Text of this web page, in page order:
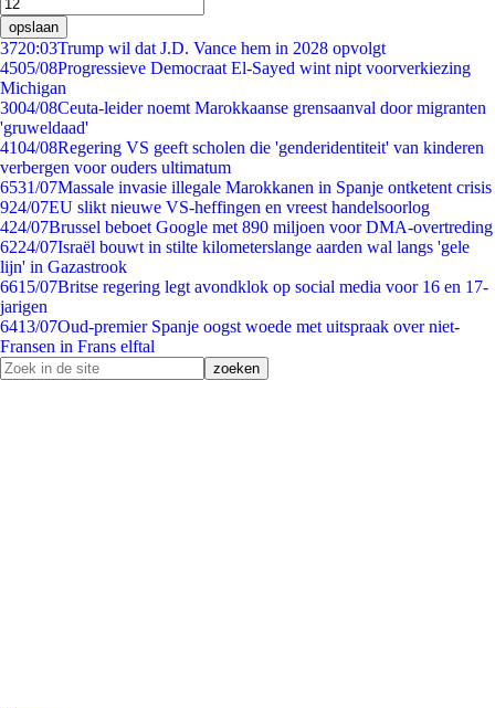
opslaan
3720:03Trump wil dat J.D. Vance hem in 2028 opvolgt
4505/08Progressieve Democraat El-Sayed wint nipt voorverkiezing
Michigan
3004/08Ceuta-leider noemt Marokkaanse grensaanval door migranten
'gruweldaad'
4104/08Regering VS geeft scholen die 'genderidentiteit' van kinderen
verbergen voor ouders ultimatum
6531/07Massale invasie illegale Marokkanen in Spanje ontketent crisis
924/07EU slikt nieuwe VS-heffingen en vreest handelsoorlog
424/07Brussel beboet Google met 890 miljoen voor DMA-overtreding
6224/07Israël bouwt in stilte kilometerslange aarden wal langs 'gele
lijn' in Gazastrook
6615/07Britse regering legt avondklok op social media voor 16 en 17-
jarigen
6413/07Oud-premier Spanje oogst woede met uitspraak over niet-
Fransen in Frans elftal